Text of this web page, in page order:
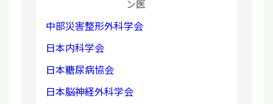
ン医
中部災害整形外科学会
日本内科学会
日本糖尿病協会
日本脳神経外科学会